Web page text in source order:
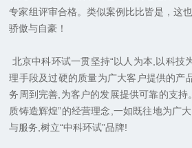
专家组评审合格。类似案例比比皆是，这
骄傲与自豪！
北京中科环试一贯坚持“以人为本,以科技
理手段及过硬的质量为广大客户提供的产
务周到完善,为客户的发展提供可靠的支持
质铸造辉煌”的经营理念,一如既往地为广
与服务,树立“中科环试”品牌!